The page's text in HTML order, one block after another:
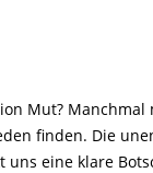
Mut?
finden. Die
uns eine klare